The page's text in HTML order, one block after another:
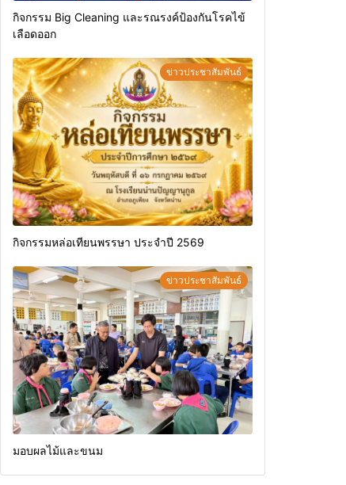
กิจกรรม Big Cleaning และรณรงค์ป้องกันโรคไข้
เลือดออก
ข่าวประชาสัมพันธ์
กิจกรรมหล่อเทียนพรรษา ประจำปี 2569
ข่าวประชาสัมพันธ์
มอบผลไม้และขนม